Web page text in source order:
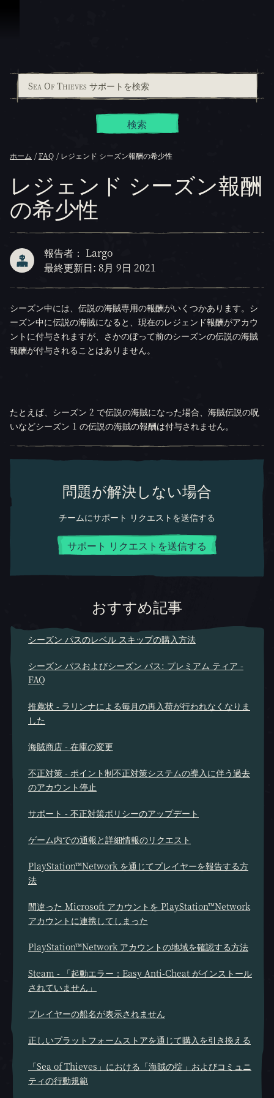
検索
ホーム FAQ レジェンド シーズン報酬の希少性
レジェンド シーズン報酬
の希少性
報告者： Largo
最終更新日: 8月 9日 2021
シーズン中には、伝説の海賊専用の報酬がいくつかあります。シ
ーズン中に伝説の海賊になると、現在のレジェンド報酬がアカウ
ントに付与されますが、さかのぼって前のシーズンの伝説の海賊
報酬が付与されることはありません。
たとえば、シーズン 2 で伝説の海賊になった場合、海賊伝説の呪
いなどシーズン 1 の伝説の海賊の報酬は付与されません。
問題が解決しない場合
チームにサポート リクエストを送信する
サポート リクエストを送信する
おすすめ記事
シーズン パスのレベル スキップの購入方法
シーズン パスおよびシーズン パス: プレミアム ティア -
FAQ
推薦状 - ラリンナによる毎月の再入荷が行われなくなりま
した
海賊商店 - 在庫の変更
不正対策 - ポイント制不正対策システムの導入に伴う過去
のアカウント停止
サポート - 不正対策ポリシーのアップデート
ゲーム内での通報と詳細情報のリクエスト
PlayStation™Network を通じてプレイヤーを報告する方
法
間違った Microsoft アカウントを PlayStation™Network
アカウントに連携してしまった
PlayStation™Network アカウントの地域を確認する方法
Steam - 「起動エラー：Easy Anti-Cheat がインストール
されていません」
プレイヤーの船名が表示されません
正しいプラットフォームストアを通じて購入を引き換える
「Sea of Thieves」における「海賊の掟」およびコミュニ
ティの行動規範